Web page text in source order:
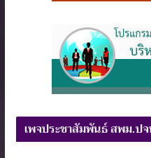
เพจประชาสัมพันธ์ สพม.ป